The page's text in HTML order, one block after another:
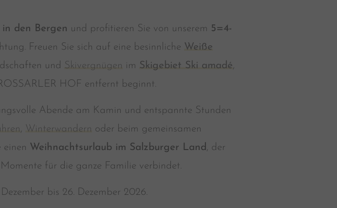
den Bergen und profitieren Sie von unserem 5=4-
Freuen Sie sich auf eine besinnliche Weiße
und Skivergnügen im Skigebiet Ski amadé,
HOF entfernt beginnt.
Abende am Kamin und entspannte Stunden
, Winterwandern oder beim gemeinsamen
einen Weihnachtsurlaub im Salzburger Land , der
für die ganze Familie verbindet.
bis 26. Dezember 2026.